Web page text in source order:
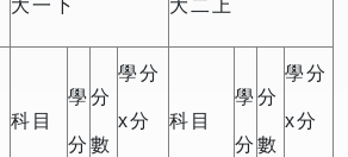
大一下 大二上
科目
學
分
分
數
學分
x分 科目
學
分
分
數
學分
x分